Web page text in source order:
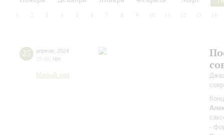
2 3 4 5 6 7 8 9 10 12 13 14
25 апреля 2024
19:00 Чт
Малый зал
-